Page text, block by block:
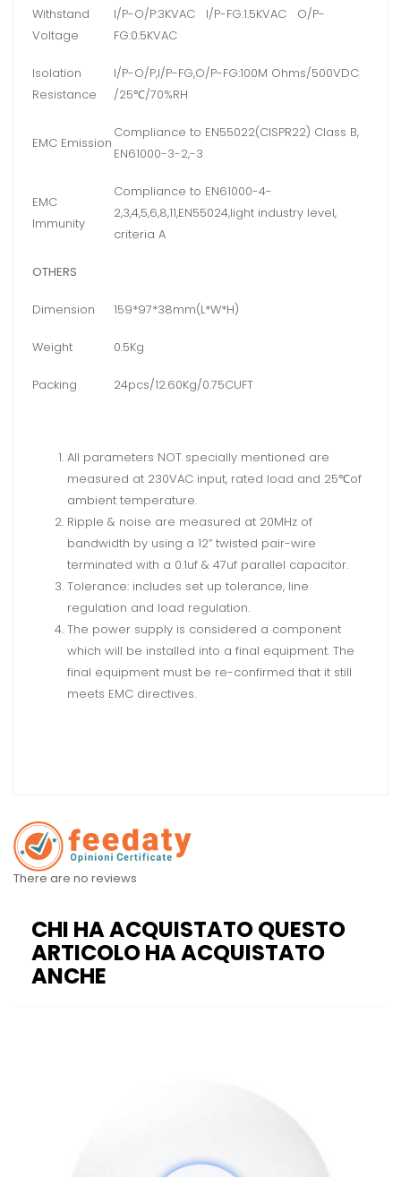
Withstand
Voltage
I/P-O/P:3KVAC I/P-FG:1.5KVAC O/P-
FG:0.5KVAC
Isolation
Resistance
I/P-O/P,I/P-FG,O/P-FG:100M Ohms/500VDC
/25℃/70%RH
EMC Emission
Compliance to EN55022(CISPR22) Class B,
EN61000-3-2,-3
EMC
Immunity
Compliance to EN61000-4-
2,3,4,5,6,8,11,EN55024,light industry level,
criteria A
OTHERS
Dimension 159*97*38mm(L*W*H)
Weight 0.5Kg
Packing 24pcs/12.60Kg/0.75CUFT
All parameters NOT specially mentioned are
measured at 230VAC input, rated load and 25℃of
ambient temperature.
Ripple & noise are measured at 20MHz of
bandwidth by using a 12” twisted pair-wire
terminated with a 0.1uf & 47uf parallel capacitor.
Tolerance: includes set up tolerance, line
regulation and load regulation.
The power supply is considered a component
which will be installed into a final equipment. The
final equipment must be re-confirmed that it still
meets EMC directives.
There are no reviews
CHI HA ACQUISTATO QUESTO
ARTICOLO HA ACQUISTATO
ANCHE